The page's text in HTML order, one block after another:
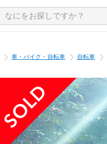
車・バイク・自転車 自転車